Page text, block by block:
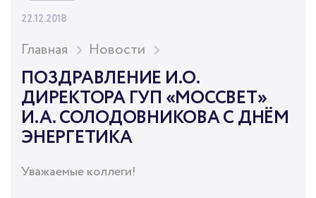
22.12.2018
Главная Новости
ПОЗДРАВЛЕНИЕ И.О.
ДИРЕКТОРА ГУП «МОССВЕТ»
И.А. СОЛОДОВНИКОВА С ДНЁМ
ЭНЕРГЕТИКА
Уважаемые коллеги!